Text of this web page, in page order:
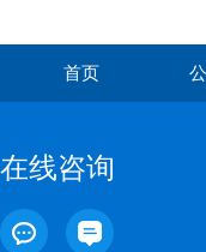
首页
在线咨询